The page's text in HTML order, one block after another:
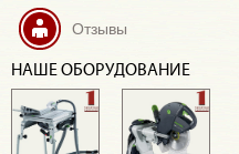
Отзывы
НАШЕ ОБОРУДОВАНИЕ